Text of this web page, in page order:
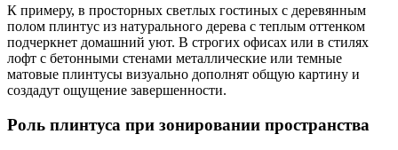
К примеру, в просторных светлых гостиных с деревянным
полом плинтус из натурального дерева с теплым оттенком
подчеркнет домашний уют. В строгих офисах или в стилях
лофт с бетонными стенами металлические или темные
матовые плинтусы визуально дополнят общую картину и
создадут ощущение завершенности.
Роль плинтуса при зонировании пространства